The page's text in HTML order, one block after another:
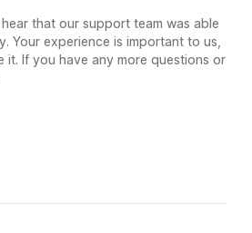
that our support team was able
Your experience is important to us,
If you have any more questions or